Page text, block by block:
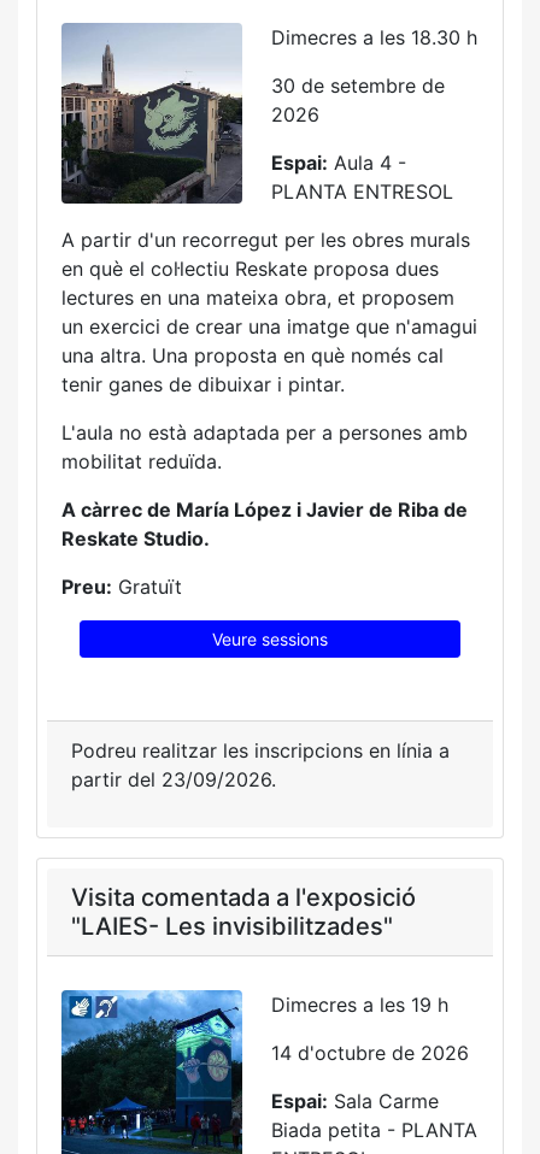
Dimecres a les 18.30 h
30 de setembre de
2026
Espai: Aula 4 -
PLANTA ENTRESOL
A partir d'un recorregut per les obres murals
en què el col·lectiu Reskate proposa dues
lectures en una mateixa obra, et proposem
un exercici de crear una imatge que n'amagui
una altra. Una proposta en què només cal
tenir ganes de dibuixar i pintar.
L'aula no està adaptada per a persones amb
mobilitat reduïda.
A càrrec de María López i Javier de Riba de
Reskate Studio.
Preu: Gratuït
Veure sessions
Podreu realitzar les inscripcions en línia a
partir del 23/09/2026.
Visita comentada a l'exposició
"LAIES- Les invisibilitzades"
Dimecres a les 19 h
14 d'octubre de 2026
Espai: Sala Carme
Biada petita - PLANTA